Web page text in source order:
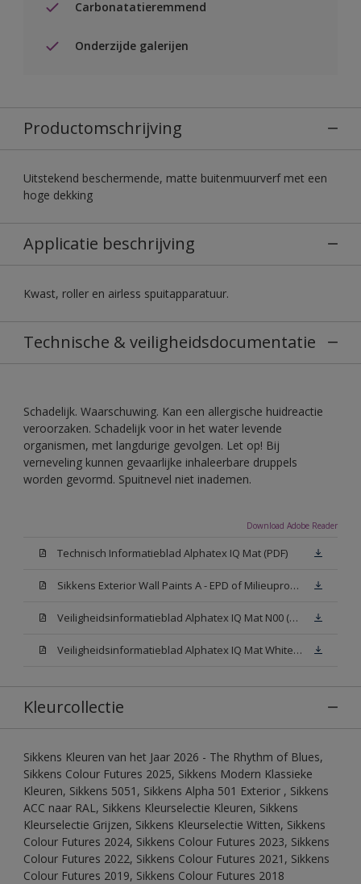
Carbonatatieremmend
Onderzijde galerijen
Productomschrijving
Uitstekend beschermende, matte buitenmuurverf met een
hoge dekking
Applicatie beschrijving
Kwast, roller en airless spuitapparatuur.
Technische & veiligheidsdocumentatie
Schadelijk. Waarschuwing. Kan een allergische huidreactie
veroorzaken. Schadelijk voor in het water levende
organismen, met langdurige gevolgen. Let op! Bij
verneveling kunnen gevaarlijke inhaleerbare druppels
worden gevormd. Spuitnevel niet inademen.
Download Adobe Reader
Technisch Informatieblad Alphatex IQ Mat (PDF)
Sikkens Exterior Wall Paints A - EPD of Milieuproductverklaring
Veiligheidsinformatieblad Alphatex IQ Mat N00 (MSDS)
Veiligheidsinformatieblad Alphatex IQ Mat White W05 (MSDS)
Kleurcollectie
Sikkens Kleuren van het Jaar 2026 - The Rhythm of Blues,
Sikkens Colour Futures 2025, Sikkens Modern Klassieke
Kleuren, Sikkens 5051, Sikkens Alpha 501 Exterior , Sikkens
ACC naar RAL, Sikkens Kleurselectie Kleuren, Sikkens
Kleurselectie Grijzen, Sikkens Kleurselectie Witten, Sikkens
Colour Futures 2024, Sikkens Colour Futures 2023, Sikkens
Colour Futures 2022, Sikkens Colour Futures 2021, Sikkens
Colour Futures 2019, Sikkens Colour Futures 2018